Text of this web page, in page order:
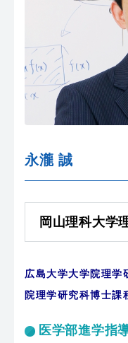
永瀧 誠
岡山理科大学
広島大学大学院理学
院理学研究科博士課
医学部進学指